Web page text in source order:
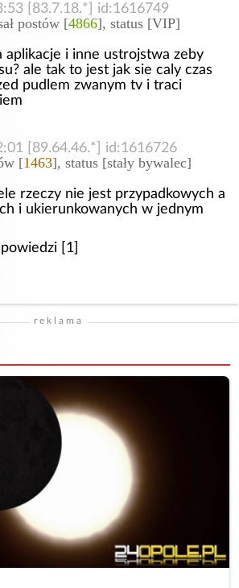
[83.7.18.*] id:1616749
postów [4866], status [VIP]
aplikacje i inne ustrojstwa zeby
ale tak to jest jak sie caly czas
pudlem zwanym tv i traci
[89.64.46.*] id:1616726
[1463], status [stały bywalec]
rzeczy nie jest przypadkowych a
i ukierunkowanych w jednym
[1]
reklama